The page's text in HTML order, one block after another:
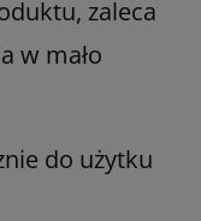
zaleca
w mało
do użytku